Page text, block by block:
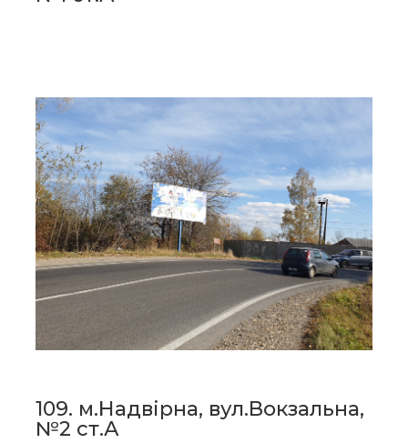
109. м.Надвірна, вул.Вокзальна,
№2 ст.А